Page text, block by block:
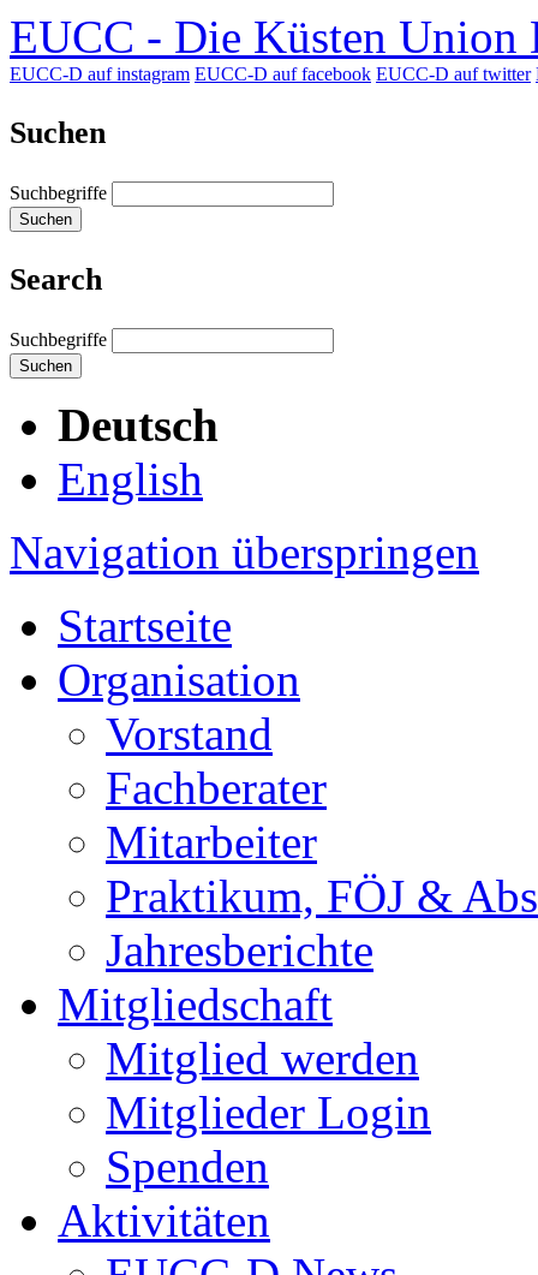
EUCC - Die Küsten Union
EUCC-D auf instagram EUCC-D auf facebook EUCC-D auf twitter
Suchen
Suchbegriffe
Suchen
Search
Suchbegriffe
Suchen
Deutsch
English
Navigation überspringen
Startseite
Organisation
Vorstand
Fachberater
Mitarbeiter
Praktikum, FÖJ &
Jahresberichte
Mitgliedschaft
Mitglied werden
Mitglieder Login
Spenden
Aktivitäten